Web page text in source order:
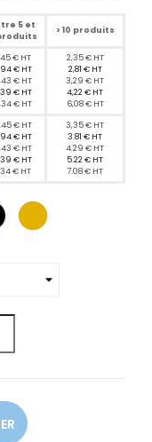
5 et
> 10 produits
€ HT
€ HT
€ HT
€ HT
€ HT
2,35 € HT
2,81 € HT
3,29 € HT
4,22 € HT
6,08 € HT
€ HT
€ HT
€ HT
€ HT
€ HT
3,35 € HT
3.81 € HT
4.29 € HT
5.22 € HT
7.08 € HT